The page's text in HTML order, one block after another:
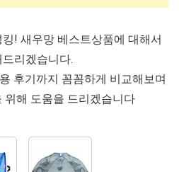
! 새우망 베스트상품에 대해서
리겠습니다.
후기까지 꼼꼼하게 비교해보며
위해 도움을 드리겠습니다